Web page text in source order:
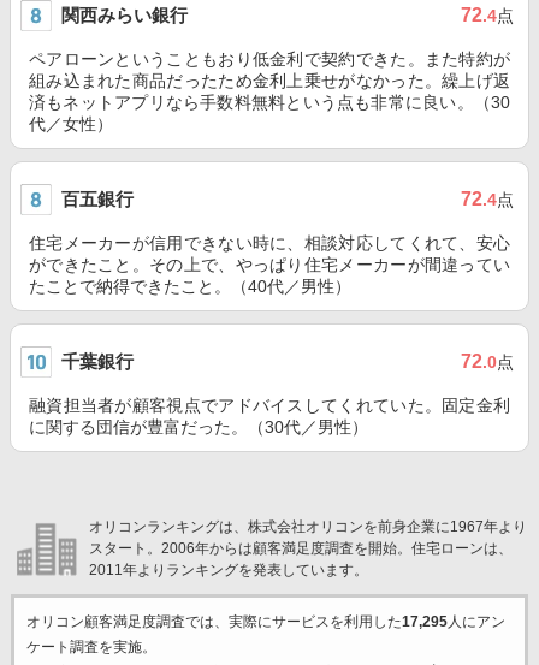
関西みらい銀行 72.4点
ペアローンということもおり低金利で契約できた。また特約が
組み込まれた商品だったため金利上乗せがなかった。繰上げ返
済もネットアプリなら手数料無料という点も非常に良い。（30
代／女性）
百五銀行 72.4点
住宅メーカーが信用できない時に、相談対応してくれて、安心
ができたこと。その上で、やっぱり住宅メーカーが間違ってい
たことで納得できたこと。（40代／男性）
千葉銀行 72.0点
融資担当者が顧客視点でアドバイスしてくれていた。固定金利
に関する団信が豊富だった。（30代／男性）
オリコンランキングは、株式会社オリコンを前身企業に1967年より
スタート。2006年からは顧客満足度調査を開始。住宅ローンは、
2011年よりランキングを発表しています。
オリコン顧客満足度調査では、実際にサービスを利用した17,295人にアン
ケート調査を実施。